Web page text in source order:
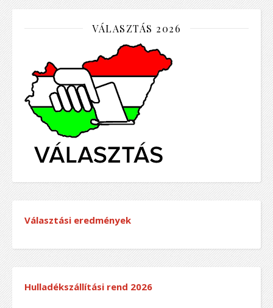
VÁLASZTÁS 2026
Választási eredmények
Hulladékszállítási rend 2026